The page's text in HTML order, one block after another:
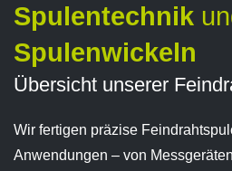
Spulentechnik
Spulenwickeln
Übersicht unserer
Wir fertigen präzise
Anwendungen – von